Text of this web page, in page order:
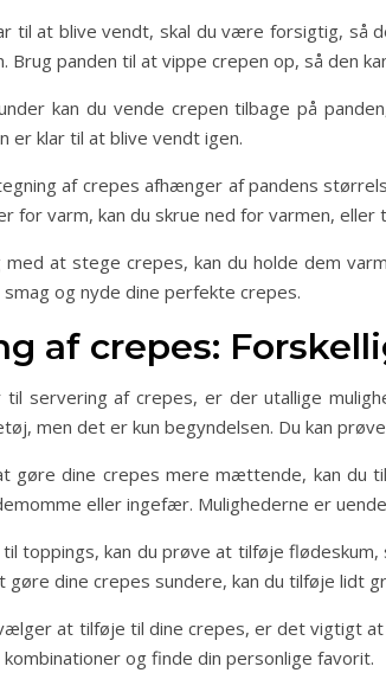
til at blive vendt, skal du være forsigtig, så
Brug panden til at vippe crepen op, så den
kan du vende crepen tilbage på
er klar til at blive vendt igen.
af crepes afhænger af pandens
for varm, kan du skrue ned for varmen,
at stege crepes, kan du holde dem
og nyde dine perfekte crepes.
af crepes:
til servering af crepes, er der utallige
men det er kun begyndelsen. Du kan
gøre dine crepes mere mættende, kan du
eller ingefær. Mulighederne er
toppings, kan du prøve at tilføje
gøre dine crepes sundere, kan du tilføje lidt
at tilføje til dine crepes, er det vigtigt
og finde din personlige favorit.